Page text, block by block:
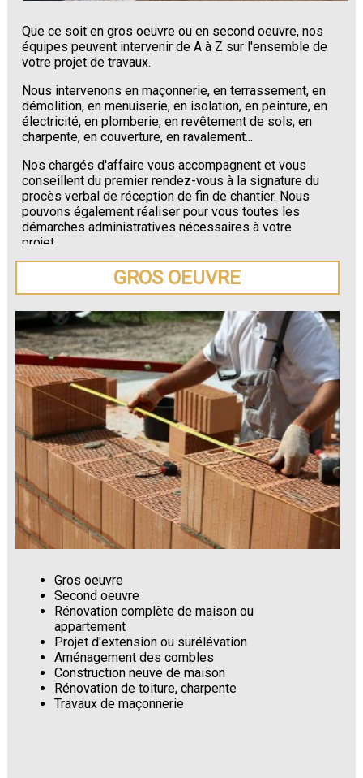
Que ce soit en gros oeuvre ou en second oeuvre, nos
équipes peuvent intervenir de A à Z sur l'ensemble de
votre projet de travaux.
Nous intervenons en maçonnerie, en terrassement, en
démolition, en menuiserie, en isolation, en peinture, en
électricité, en plomberie, en revêtement de sols, en
charpente, en couverture, en ravalement...
Nos chargés d'affaire vous accompagnent et vous
conseillent du premier rendez-vous à la signature du
procès verbal de réception de fin de chantier. Nous
pouvons également réaliser pour vous toutes les
démarches administratives nécessaires à votre
projet.
GROS OEUVRE
Gros oeuvre
Second oeuvre
Rénovation complète de maison ou
appartement
Projet d'extension ou surélévation
Aménagement des combles
Construction neuve de maison
Rénovation de toiture, charpente
Travaux de maçonnerie